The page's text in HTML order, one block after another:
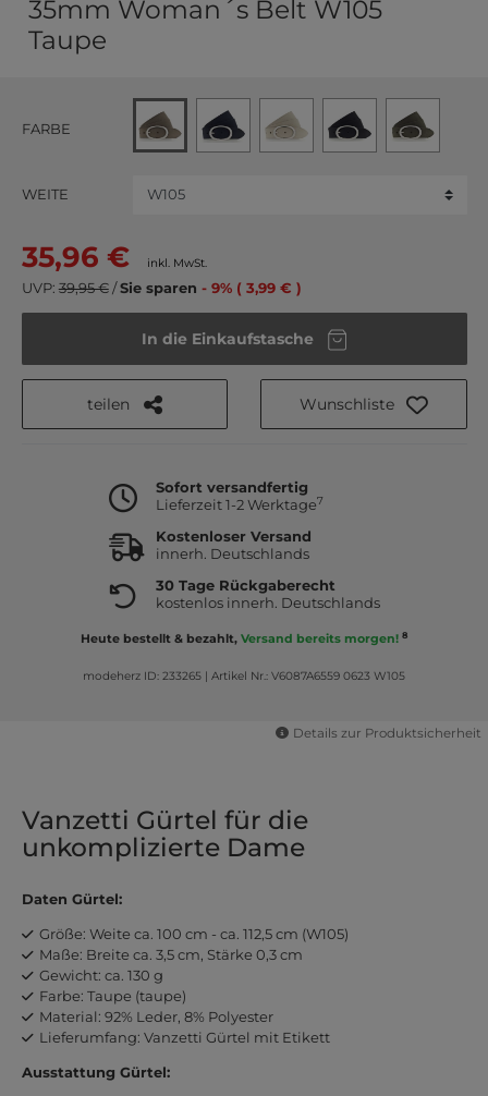
35mm Woman´s Belt W105
Taupe
FARBE
WEITE
35,96 € inkl. MwSt.
UVP: 39,95 €/Sie sparen - 9% ( 3,99 € )
In die Einkaufstasche
teilen Wunschliste
Sofort versandfertig
Lieferzeit 1-2 Werktage7
Kostenloser Versand
innerh. Deutschlands
30 Tage Rückgaberecht
kostenlos innerh. Deutschlands
Heute bestellt & bezahlt, Versand bereits morgen! 8
modeherz ID: 233265 Artikel Nr.: V6087A6559 0623 W105
Details zur Produktsicherheit
Vanzetti Gürtel für die
unkomplizierte Dame
Daten Gürtel:
Größe: Weite ca. 100 cm - ca. 112,5 cm (W105)
Maße: Breite ca. 3,5 cm, Stärke 0,3 cm
Gewicht: ca. 130 g
Farbe: Taupe (taupe)
Material: 92% Leder, 8% Polyester
Lieferumfang: Vanzetti Gürtel mit Etikett
Ausstattung Gürtel: